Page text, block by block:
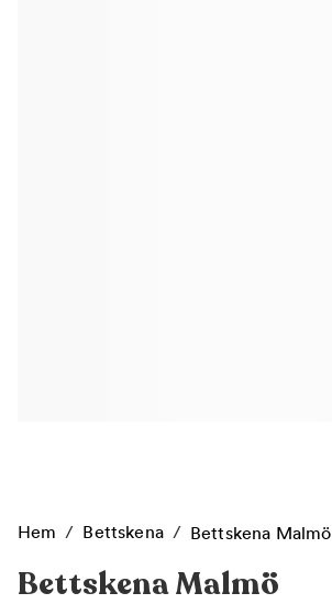
Hem / Bettskena / Bettskena Malmö
Bettskena Malmö